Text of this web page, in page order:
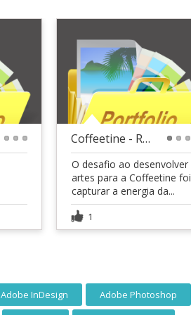
Coffeetine - Redes Sociais
O desafio ao desenvolver
artes para a Coffeetine foi
capturar a energia da...
1
Adobe InDesign Adobe Photoshop